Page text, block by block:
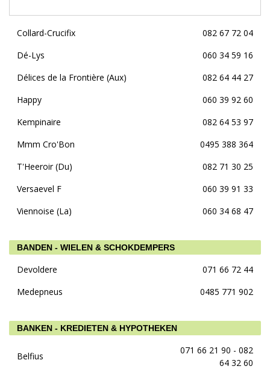
Collard-Crucifix
082 67 72 04
Dé-Lys
060 34 59 16
Délices de la Frontière (Aux)
082 64 44 27
Happy
060 39 92 60
Kempinaire
082 64 53 97
Mmm Cro'Bon
0495 388 364
T'Heeroir (Du)
082 71 30 25
Versaevel F
060 39 91 33
Viennoise (La)
060 34 68 47
BANDEN - WIELEN & SCHOKDEMPERS
Devoldere
071 66 72 44
Medepneus
0485 771 902
BANKEN - KREDIETEN & HYPOTHEKEN
Belfius
071 66 21 90 - 082
64 32 60